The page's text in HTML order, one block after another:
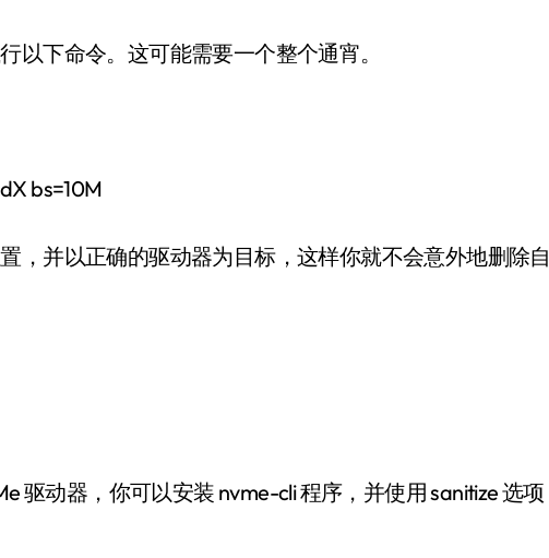
以下命令。这可能需要一个整个通宵。
bs=10M
，并以正确的驱动器为目标，这样你就不会意外地删除自
驱动器，你可以安装 nvme-cli 程序，并使用 sanitize 选项